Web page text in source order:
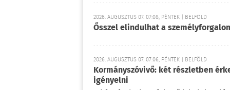
2026. AUGUSZTUS 07. 07:08, PÉNTEK | BELFÖLD
Ősszel elindulhat a
2026. AUGUSZTUS 07. 07:06, PÉNTEK | BELFÖLD
Kormányszóvivő: két részletben
igényelni